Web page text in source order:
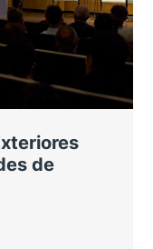
Grant
sobre
de